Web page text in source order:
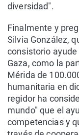
diversidad".
Finalmente y
Silvia González,
consistorio
Gaza, como la
Mérida de
humanitaria en
regidor ha
mundo" que el
competencias y